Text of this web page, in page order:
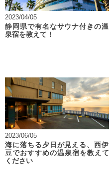
2023/04/05
静岡県で有名なサウナ付きの温
泉宿を教えて！
2023/06/05
海に落ちる夕日が見える、西伊
豆でおすすめの温泉宿を教えて
ください